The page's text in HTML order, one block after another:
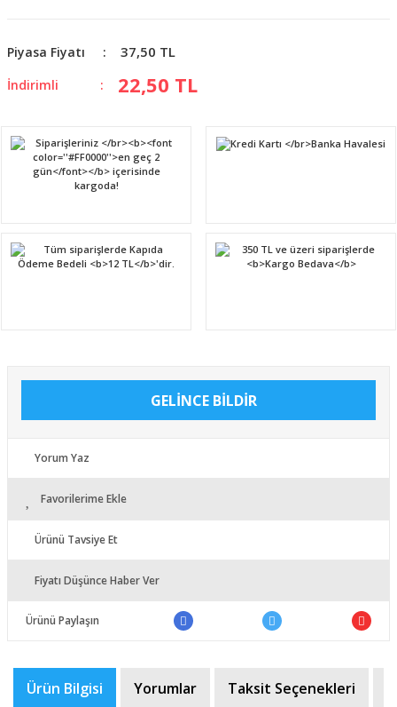
Piyasa Fiyatı 37,50 TL
İndirimli 22,50 TL
GELİNCE BİLDİR
Yorum Yaz
Favorilerime Ekle
Ürünü Tavsiye Et
Fiyatı Düşünce Haber Ver
Ürünü Paylaşın
Ürün Bilgisi Yorumlar Taksit Seçenekleri